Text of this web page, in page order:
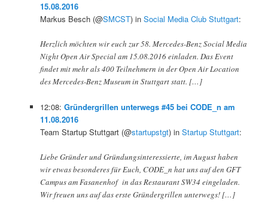
15.08.2016
Markus Besch (@SMCST) in Social Media Club Stuttgart:
Herzlich möchten wir euch zur 58. Mercedes-Benz Social Media
Night Open Air Special am 15.08.2016 einladen. Das Event
findet mit mehr als 400 Teilnehmern in der Open Air Location
des Mercedes-Benz Museum in Stuttgart statt. […]
12:08: Gründergrillen unterwegs #45 bei CODE_n am
11.08.2016
Team Startup Stuttgart (@startupstgt) in Startup Stuttgart:
Liebe Gründer und Gründungsinteressierte, im August haben
wir etwas besonderes für Euch, CODE_n hat uns auf den GFT
Campus am Fasanenhof in das Restaurant SW34 eingeladen.
Wir freuen uns auf das erste Gründergrillen unterwegs! […]